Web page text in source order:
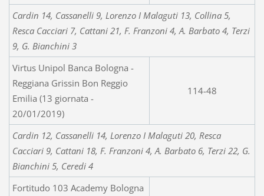
Cardin 14, Cassanelli 9, Lorenzo I Malaguti 13, Collina 5,
Resca Cacciari 7, Cattani 21, F. Franzoni 4, A. Barbato 4, Terzi
9, G. Bianchini 3
Virtus Unipol Banca Bologna -
Reggiana Grissin Bon Reggio
Emilia (13 giornata -
20/01/2019)
114-48
Cardin 12, Cassanelli 14, Lorenzo I Malaguti 20, Resca
Cacciari 9, Cattani 18, F. Franzoni 4, A. Barbato 6, Terzi 22, G.
Bianchini 5, Ceredi 4
Fortitudo 103 Academy Bologna